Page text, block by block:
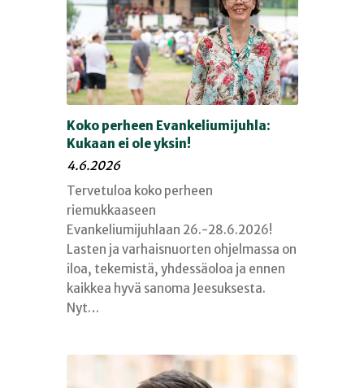
Koko perheen Evankeliumijuhla:
Kukaan ei ole yksin!
4.6.2026
Tervetuloa koko perheen
riemukkaaseen
Evankeliumijuhlaan 26.-28.6.2026!
Lasten ja varhaisnuorten ohjelmassa on
iloa, tekemistä, yhdessäoloa ja ennen
kaikkea hyvä sanoma Jeesuksesta.
Nyt…